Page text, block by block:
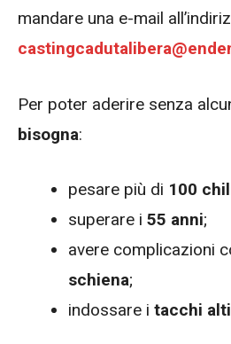
mandare una e-mail
Per poter aderire senza
bisogna:
pesare più di 100
superare i 55 anni;
avere complicazioni
schiena;
indossare i tacchi alti